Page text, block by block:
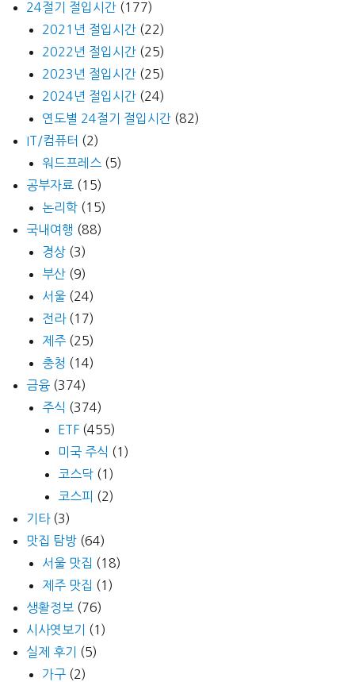
24절기 절입시간 (177)
2021년 절입시간 (22)
2022년 절입시간 (25)
2023년 절입시간 (25)
2024년 절입시간 (24)
연도별 24절기 절입시간 (82)
IT/컴퓨터 (2)
워드프레스 (5)
공부자료 (15)
논리학 (15)
국내여행 (88)
경상 (3)
부산 (9)
서울 (24)
전라(17)
제주 (25)
충청 (14)
금융 (374)
주식 (374)
ETF (455)
미국 주식 (1)
코스닥 (1)
코스피 (2)
기타(3)
맛집 탐방 (64)
서울 맛집 (18)
제주 맛집 (1)
생활정보 (76)
시사엿보기
(1)
실제 후기
(5)
가구 (2)